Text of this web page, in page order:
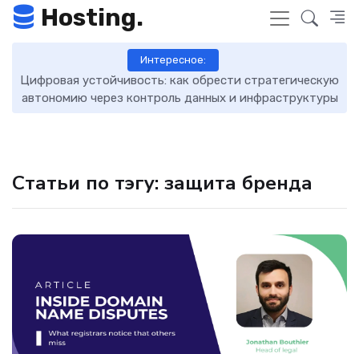
Hosting.
Интересное:
Цифровая устойчивость: как обрести стратегическую
автономию через контроль данных и инфраструктуры
Статьи по тэгу: защита бренда